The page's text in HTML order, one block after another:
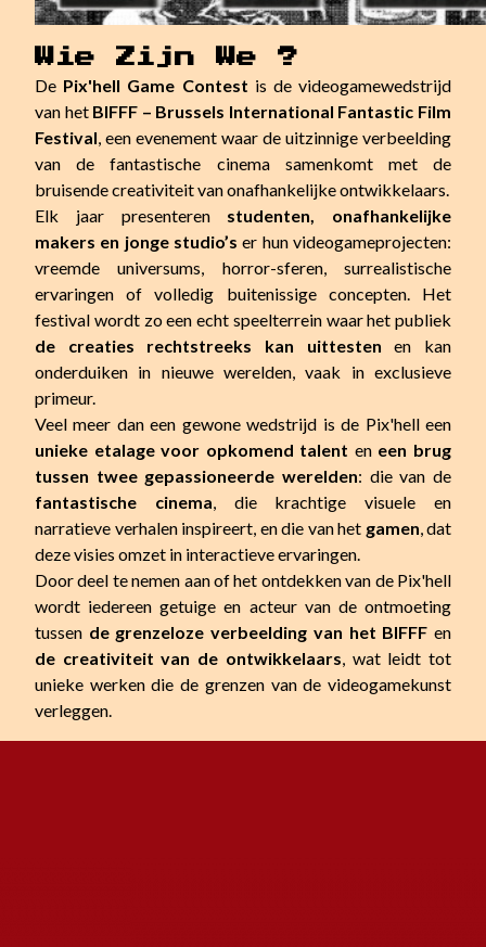
Wie Zijn We ?
De Pix'hell Game Contest is de videogamewedstrijd
van het BIFFF – Brussels International Fantastic Film
Festival, een evenement waar de uitzinnige verbeelding
van de fantastische cinema samenkomt met de
bruisende creativiteit van onafhankelijke ontwikkelaars.
Elk jaar presenteren studenten, onafhankelijke
makers en jonge studio’s er hun videogameprojecten:
vreemde universums, horror-sferen, surrealistische
ervaringen of volledig buitenissige concepten. Het
festival wordt zo een echt speelterrein waar het publiek
de creaties rechtstreeks kan uittesten en kan
onderduiken in nieuwe werelden, vaak in exclusieve
primeur.
Veel meer dan een gewone wedstrijd is de Pix'hell een
unieke etalage voor opkomend talent en een brug
tussen twee gepassioneerde werelden: die van de
fantastische cinema, die krachtige visuele en
narratieve verhalen inspireert, en die van het gamen, dat
deze visies omzet in interactieve ervaringen.
Door deel te nemen aan of het ontdekken van de Pix'hell
wordt iedereen getuige en acteur van de ontmoeting
tussen de grenzeloze verbeelding van het BIFFF en
de creativiteit van de ontwikkelaars, wat leidt tot
unieke werken die de grenzen van de videogamekunst
verleggen.